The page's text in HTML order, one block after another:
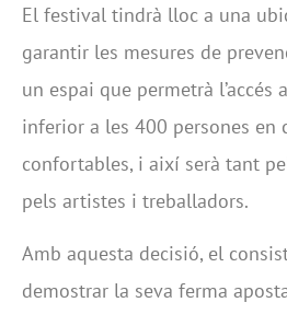
El festival tindrà lloc a una
garantir les mesures de
un espai que permetrà
inferior a les 400 persones en
confortables, i així serà tant
pels artistes i treballadors.
Amb aquesta decisió, el
demostrar la seva ferma